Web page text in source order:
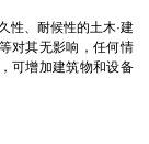
性、耐候性的土木·建
对其无影响，任何情
可增加建筑物和设备